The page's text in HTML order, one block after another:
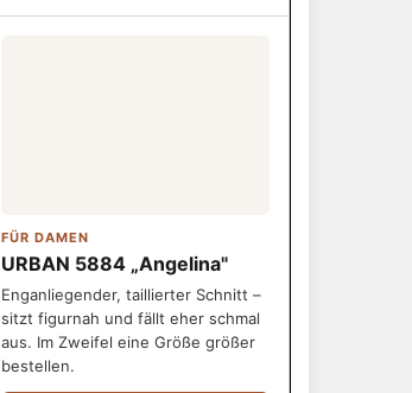
FÜR DAMEN
URBAN 5884 „Angelina"
Enganliegender, taillierter Schnitt –
sitzt figurnah und fällt eher schmal
aus. Im Zweifel eine Größe größer
bestellen.